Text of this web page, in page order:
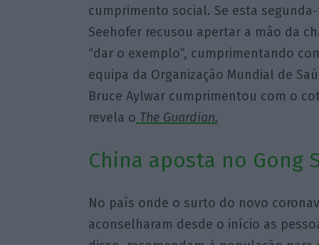
cumprimento social. Se esta
Seehofer recusou apertar a mão da
“dar o exemplo”, cumprimentando
equipa da Organização Mundial de
Bruce Aylwar cumprimentou com o
revela o The Guardian.
China aposta no Gong
No país onde o surto do novo
aconselharam desde o início as